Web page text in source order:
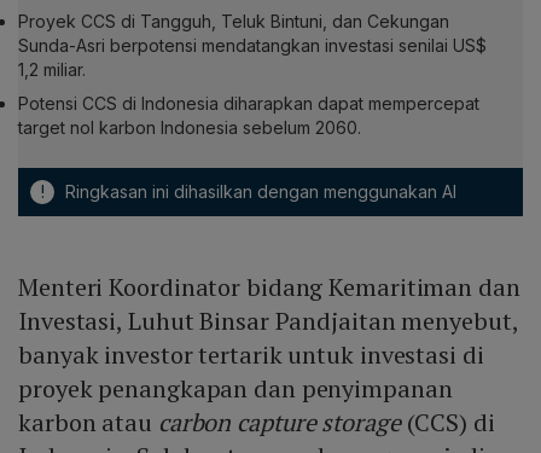
Proyek CCS di Tangguh, Teluk Bintuni, dan Cekungan
Sunda-Asri berpotensi mendatangkan investasi senilai US$
1,2 miliar.
Potensi CCS di Indonesia diharapkan dapat mempercepat
target nol karbon Indonesia sebelum 2060.
! Ringkasan ini dihasilkan dengan menggunakan AI
Menteri Koordinator bidang Kemaritiman dan
Investasi, Luhut Binsar Pandjaitan menyebut,
banyak investor tertarik untuk investasi di
proyek penangkapan dan penyimpanan
karbon atau carbon capture storage(CCS) di